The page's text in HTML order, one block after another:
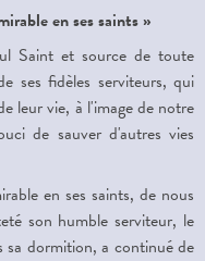
en ses saints »
Saint et source de toute
ses fidèles serviteurs, qui
leur vie, à l'image de notre
de sauver d'autres vies
en ses saints, de nous
son humble serviteur, le
sa dormition, a continué de